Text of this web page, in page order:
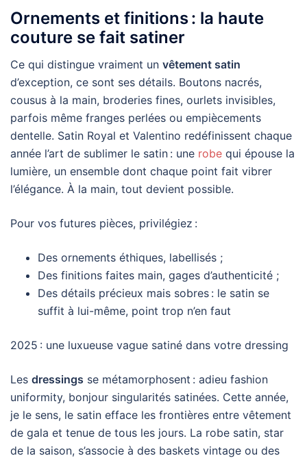
Ornements et finitions : la haute
couture se fait satiner
Ce qui distingue vraiment un vêtement satin
d’exception, ce sont ses détails. Boutons nacrés,
cousus à la main, broderies fines, ourlets invisibles,
parfois même franges perlées ou empiècements
dentelle. Satin Royal et Valentino redéfinissent chaque
année l’art de sublimer le satin : une robe qui épouse la
lumière, un ensemble dont chaque point fait vibrer
l’élégance. À la main, tout devient possible.
Pour vos futures pièces, privilégiez :
Des ornements éthiques, labellisés ;
Des finitions faites main, gages d’authenticité ;
Des détails précieux mais sobres : le satin se
suffit à lui-même, point trop n’en faut
2025 : une luxueuse vague satiné dans votre dressing
Les dressings se métamorphosent : adieu fashion
uniformity, bonjour singularités satinées. Cette année,
je le sens, le satin efface les frontières entre vêtement
de gala et tenue de tous les jours. La robe satin, star
de la saison, s’associe à des baskets vintage ou des